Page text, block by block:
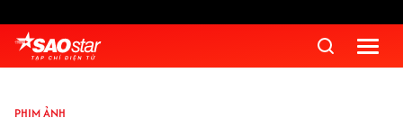
PHIM ẢNH